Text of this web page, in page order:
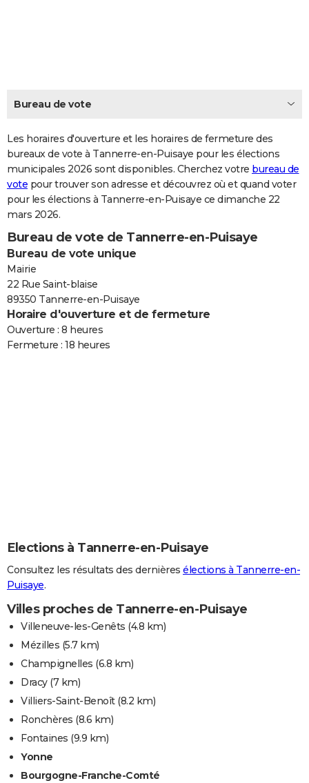
CARTE DE VOEUX
Dictionnaire
Biographies
Citations
Expressions
Proverbes
PROGRAMME TV
COPAINS D'AVANT
S'inscrire
Se connecter
Lycées
Collèges
Primaires
Universités
Entreprises
Service militaire
Avis de recherche
AVIS DE DÉCÈS
FORUM
Bricolage
Lifestyle
Culture
Sport
Auto
Television
Voyage
Cinema
Bureau de vote
Les horaires d'ouverture et les horaires de fermeture des
bureaux de vote à Tannerre-en-Puisaye pour les élections
municipales 2026 sont disponibles. Cherchez votre bureau de
vote pour trouver son adresse et découvrez où et quand voter
pour les élections à Tannerre-en-Puisaye ce dimanche 22
mars 2026.
Bureau de vote de Tannerre-en-Puisaye
Bureau de vote unique
Mairie
22 Rue Saint-blaise
89350 Tannerre-en-Puisaye
Horaire d'ouverture et de fermeture
Ouverture : 8 heures
Fermeture : 18 heures
Elections à Tannerre-en-Puisaye
Consultez les résultats des dernières élections à Tannerre-en-
Puisaye.
Villes proches de Tannerre-en-Puisaye
Villeneuve-les-Genêts (4.8 km)
Mézilles (5.7 km)
Champignelles (6.8 km)
Dracy(7 km)
Villiers-Saint-Benoît(8.2 km)
Ronchères (8.6 km)
Fontaines (9.9 km)
Yonne
Bourgogne-Franche-Comté